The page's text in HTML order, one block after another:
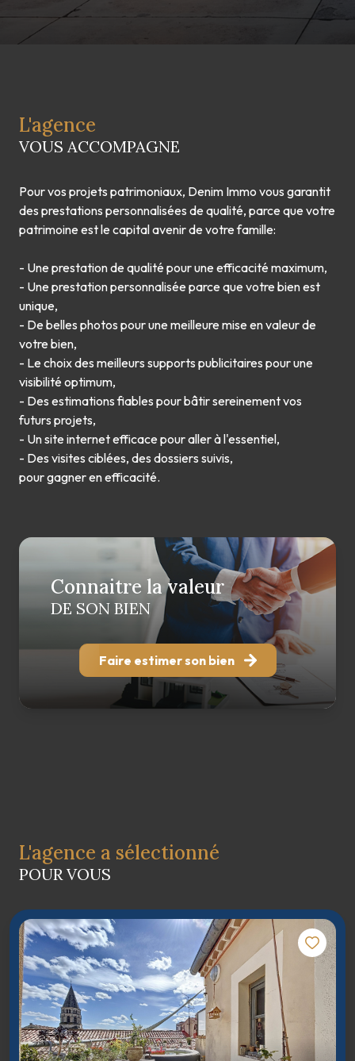
Connaitre la valeur
DE SON BIEN
Faire estimer son bien
L'agence
VOUS ACCOMPAGNE
Pour vos projets patrimoniaux, Denim Immo vous garantit
des prestations personnalisées de qualité, parce que votre
patrimoine est le capital avenir de votre famille:
- Une prestation de qualité pour une efficacité maximum,
- Une prestation personnalisée parce que votre bien est
unique,
- De belles photos pour une meilleure mise en valeur de
votre bien,
- Le choix des meilleurs supports publicitaires pour une
visibilité optimum,
- Des estimations fiables pour bâtir sereinement vos
futurs projets,
- Un site internet efficace pour aller à l'essentiel,
- Des visites ciblées, des dossiers suivis,
pour gagner en efficacité.
L'agence a sélectionné
POUR VOUS